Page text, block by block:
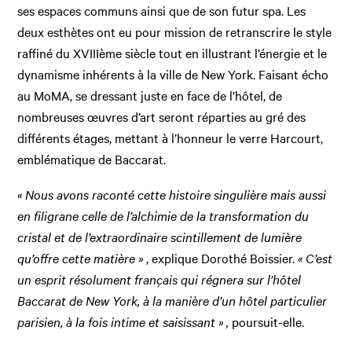
ses espaces communs ainsi que de son futur spa. Les
deux esthètes ont eu pour mission de retranscrire le style
raffiné du XVIIIème siècle tout en illustrant l’énergie et le
dynamisme inhérents à la ville de New York. Faisant écho
au MoMA, se dressant juste en face de l’hôtel, de
nombreuses œuvres d’art seront réparties au gré des
différents étages, mettant à l’honneur le verre Harcourt,
emblématique de Baccarat.
« Nous avons raconté cette histoire singulière mais aussi
en filigrane celle de l’alchimie de la transformation du
cristal et de l’extraordinaire scintillement de lumière
qu’offre cette matière », explique Dorothé Boissier.« C’est
un esprit résolument français qui régnera sur l’hôtel
Baccarat de New York, à la manière d’un hôtel particulier
parisien, à la fois intime et saisissant » , poursuit-elle.